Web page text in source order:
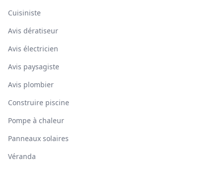
Cuisiniste
Avis dératiseur
Avis électricien
Avis paysagiste
Avis plombier
Construire piscine
Pompe à chaleur
Panneaux solaires
Véranda